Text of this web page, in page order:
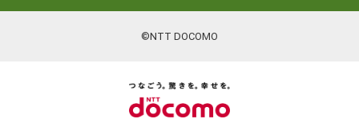
©NTT DOCOMO